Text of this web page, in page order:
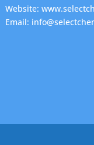
Website:
Email: